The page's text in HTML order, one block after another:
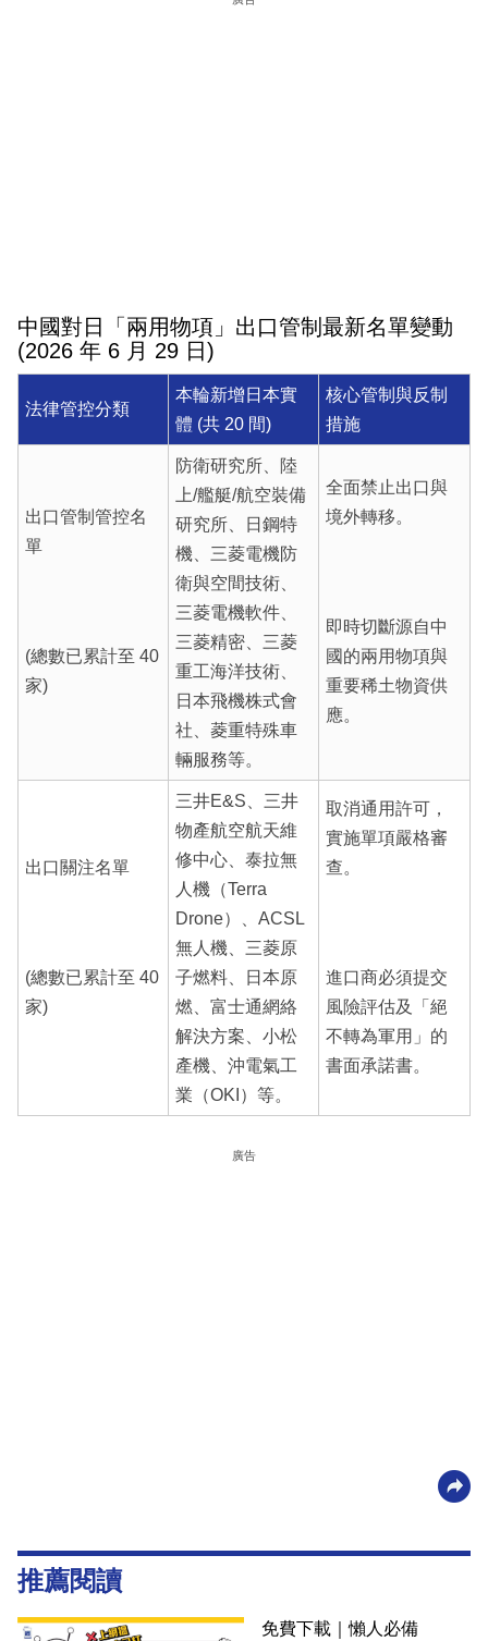
中國對日「兩用物項」出口管制最新名單變動
(2026 年 6 月 29 日)
法律管控分類
本輪新增日本實
體 (共 20 間)
核心管制與反制
措施
出口管制管控名
單
(總數已累計至 40
家)
防衛研究所、陸
上/艦艇/航空裝備
研究所、日鋼特
機、三菱電機防
衛與空間技術、
三菱電機軟件、
三菱精密、三菱
重工海洋技術、
日本飛機株式會
社、菱重特殊車
輛服務等。
全面禁止出口與
境外轉移。
即時切斷源自中
國的兩用物項與
重要稀土物資供
應。
出口關注名單
(總數已累計至 40
家)
三井E&S、三井
物產航空航天維
修中心、泰拉無
人機（Terra
Drone）、ACSL
無人機、三菱原
子燃料、日本原
燃、富士通網絡
解決方案、小松
產機、沖電氣工
業（OKI）等。
取消通用許可，
實施單項嚴格審
查。
進口商必須提交
風險評估及「絕
不轉為軍用」的
書面承諾書。
廣告
推薦閱讀
免費下載｜懶人必備